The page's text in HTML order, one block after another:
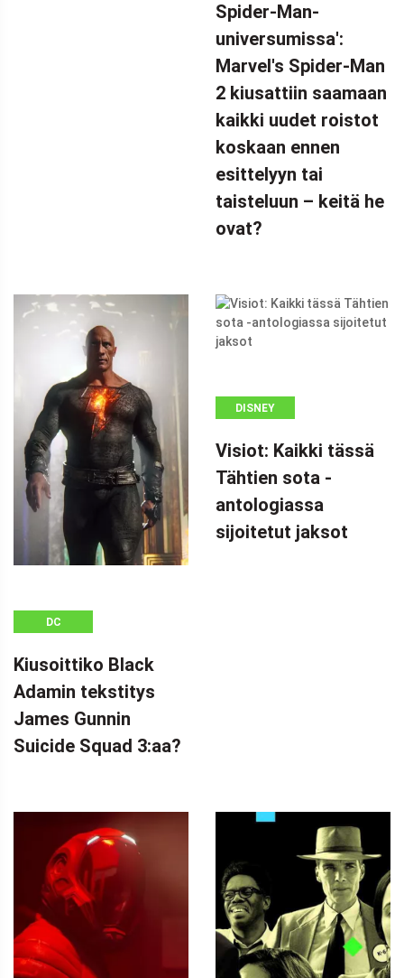
Spider-Man-
universumissa':
Marvel's Spider-Man
2 kiusattiin saamaan
kaikki uudet roistot
koskaan ennen
esittelyyn tai
taisteluun – keitä he
ovat?
DC
Kiusoittiko Black
Adamin tekstitys
James Gunnin
Suicide Squad 3:aa?
DISNEY
Visiot: Kaikki tässä
Tähtien sota -
antologiassa
sijoitetut jaksot